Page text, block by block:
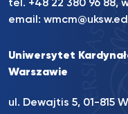
tel. +48 22 380 96 88,
email:
Uniwersytet
Warszawie
ul. Dewajtis 5, 01-815